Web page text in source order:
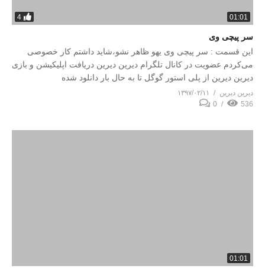
4 01:01
سر پیچی وی
این قسمت : سر پیچی وی یهو ظاهر نشو،شاید داشتم کار خصوصی
می‌کردم عضویت در کانال تلگرام دیرین دیرین دریافت اپلیکیشن و بازی
دیرین دیرین از پلی استور گوگل تا به حال بار دانلود شده
دیرین دیرین
۱۳۹۷/۰۲/۱۱
536
0
01:01